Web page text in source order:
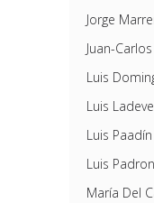
Jorge
Juan-
Luis
Luis
Luis Paadín
Luis Padron
María Del